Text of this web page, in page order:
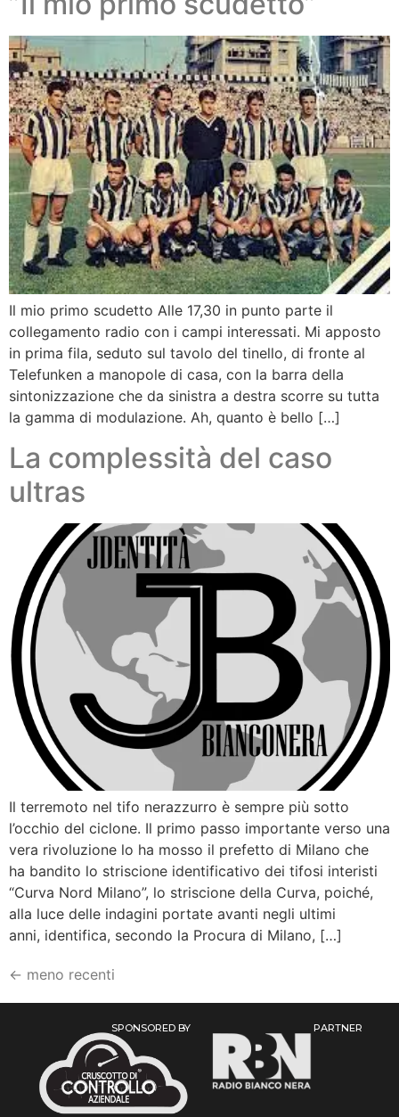
Il mio primo scudetto Alle 17,30 in punto parte il
collegamento radio con i campi interessati. Mi apposto
in prima fila, seduto sul tavolo del tinello, di fronte al
Telefunken a manopole di casa, con la barra della
sintonizzazione che da sinistra a destra scorre su tutta
la gamma di modulazione. Ah, quanto è bello […]
La complessità del caso
ultras
Il terremoto nel tifo nerazzurro è sempre più sotto
l’occhio del ciclone. Il primo passo importante verso una
vera rivoluzione lo ha mosso il prefetto di Milano che
ha bandito lo striscione identificativo dei tifosi interisti
“Curva Nord Milano”, lo striscione della Curva, poiché,
alla luce delle indagini portate avanti negli ultimi
anni, identifica, secondo la Procura di Milano, […]
← meno recenti
SPONSORED BY PARTNER